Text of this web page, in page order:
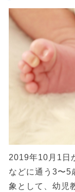
2019年10月1日
などに通う3〜5
象として、幼児